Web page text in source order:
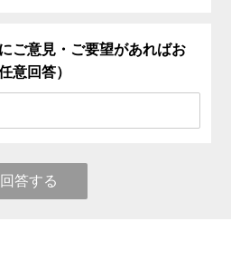
ご意見・ご要望があればお
意回答）
回答する